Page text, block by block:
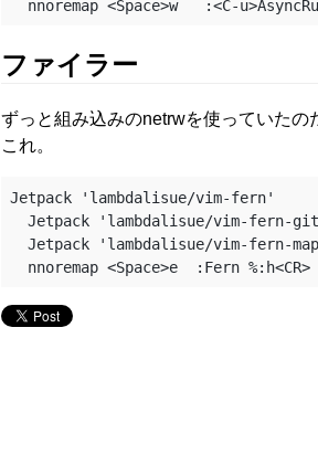
ファイラー
ずっと組み込みのnetrwを使っていたの
これ。
Jetpack 'lambdalisue/vim-fern'
  Jetpack 'lambdalisue/vim-fern-git-status'
  Jetpack 'lambdalisue/vim-fern-mapping-git'